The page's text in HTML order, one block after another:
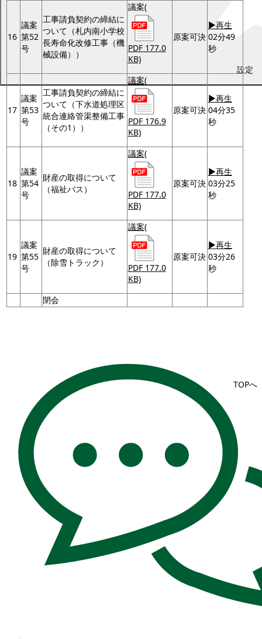
設定
TOPへ
16
議案
第52
号
工事請負契約の締結に
ついて（札内南小学校
長寿命化改修工事（機
械設備））
議案(
PDF 177.0
KB)
原案可決
▶再生
02分49
秒
17
議案
第53
号
工事請負契約の締結に
ついて（下水道処理区
統合連絡管渠整備工事
（その1））
議案(
PDF 176.9
KB)
原案可決
▶再生
04分35
秒
18
議案
第54
号
財産の取得について
（福祉バス）
議案(
PDF 177.0
KB)
原案可決
▶再生
03分25
秒
19
議案
第55
号
財産の取得について
（除雪トラック）
議案(
PDF 177.0
KB)
原案可決
▶再生
03分26
秒
閉会